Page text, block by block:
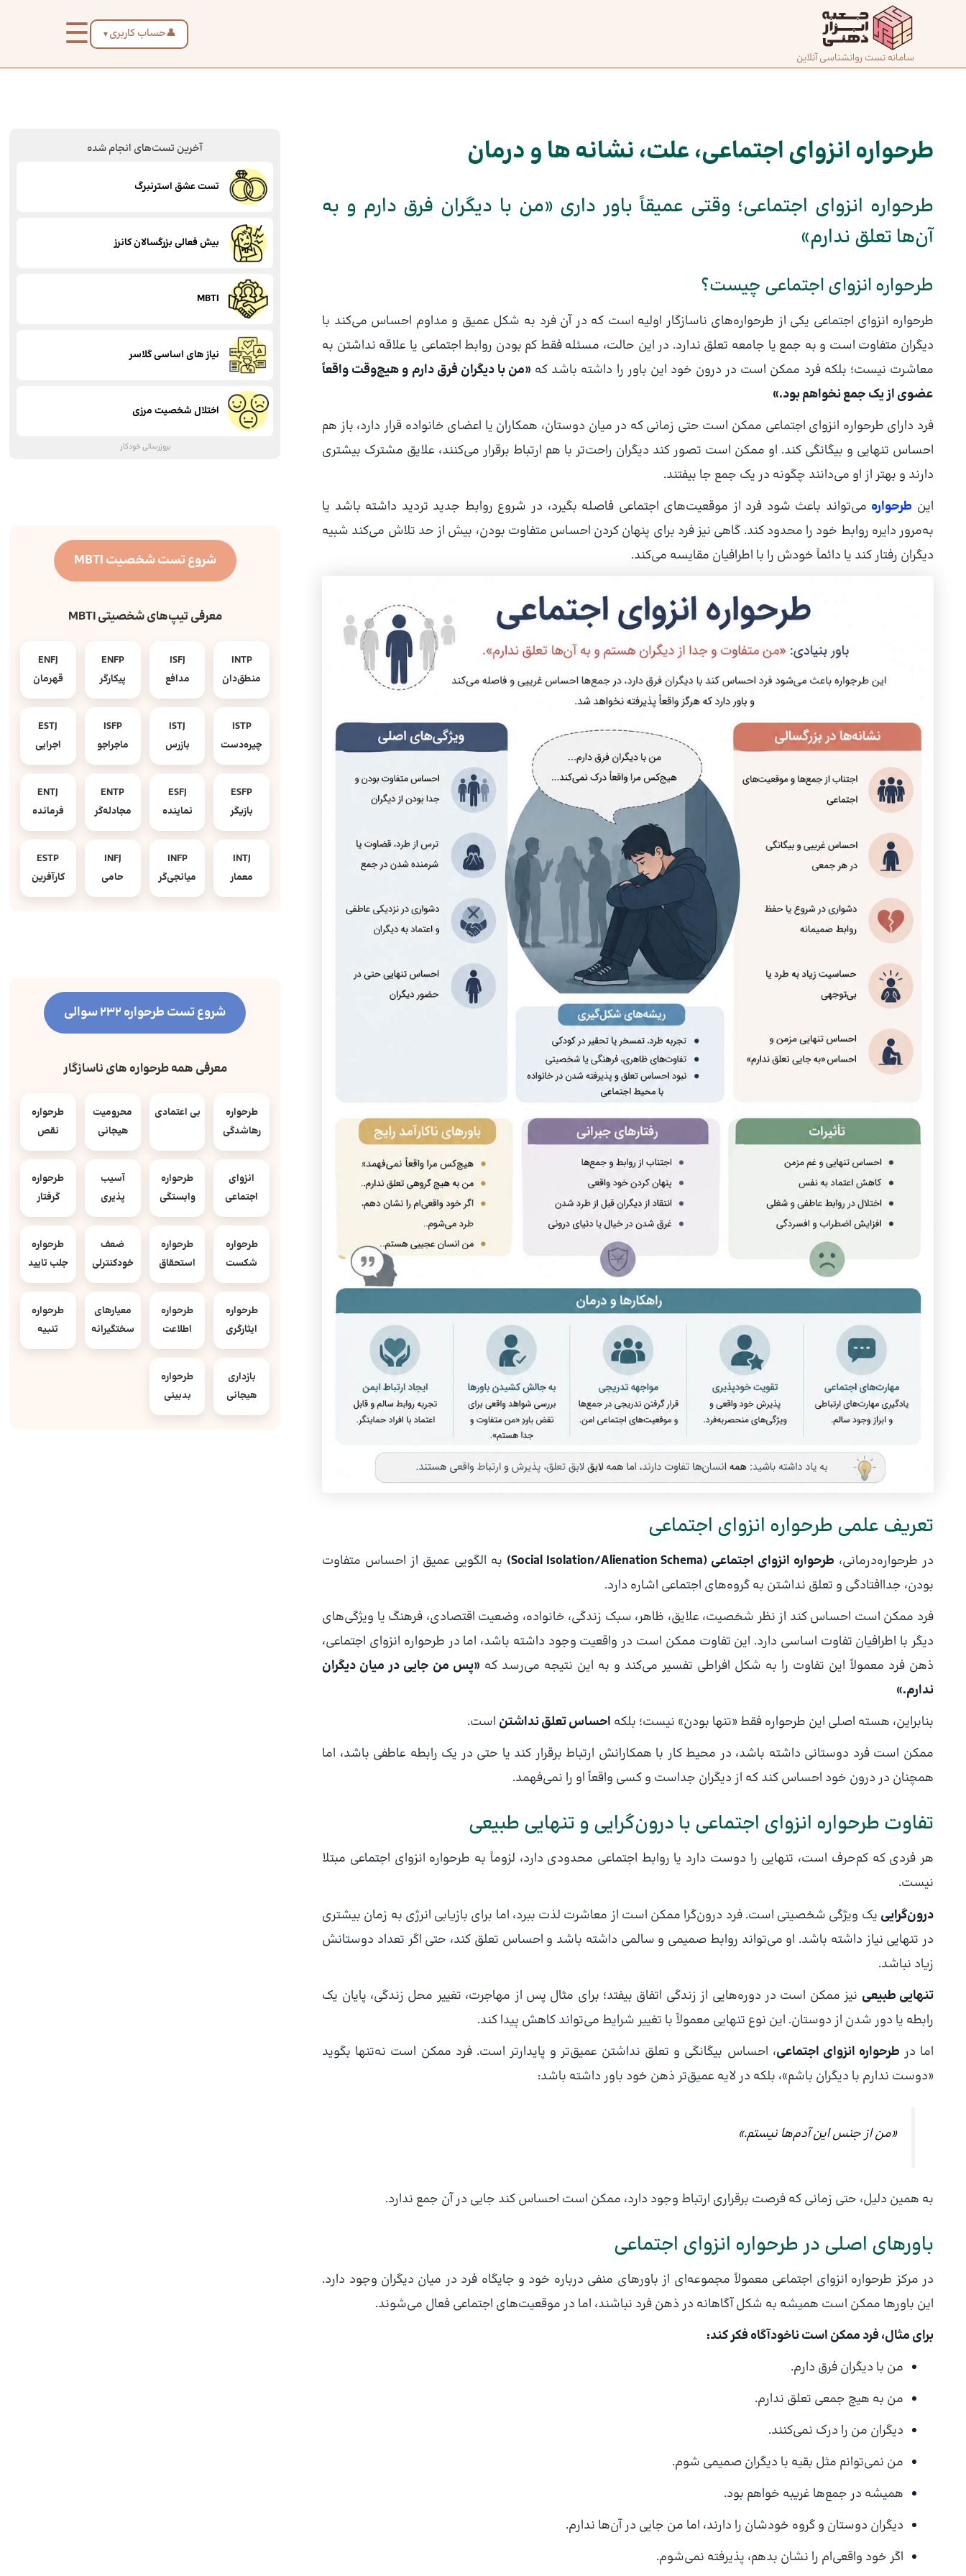
سامانه تست روانشناسی آنلاین
👤حساب کاربری ▼
☰
صفحه
ما
با ما
تست‌ها
طرحواره انزوای اجتماعی، علت، نشانه ها و درمان
طرحواره انزوای اجتماعی؛ وقتی عمیقاً باور داری «من با دیگران فرق دارم و به
آن‌ها تعلق ندارم»
طرحواره انزوای اجتماعی چیست؟
طرحواره انزوای اجتماعی یکی از طرحواره‌های ناسازگار اولیه است که در آن فرد به شکل عمیق و مداوم احساس می‌کند با
دیگران متفاوت است و به جمع یا جامعه تعلق ندارد. در این حالت، مسئله فقط کم بودن روابط اجتماعی یا علاقه نداشتن به
معاشرت نیست؛ بلکه فرد ممکن است در درون خود این باور را داشته باشد که «من با دیگران فرق دارم و هیچ‌وقت واقعاً
عضوی از یک جمع نخواهم بود.»
فرد دارای طرحواره انزوای اجتماعی ممکن است حتی زمانی که در میان دوستان، همکاران یا اعضای خانواده قرار دارد، باز هم
احساس تنهایی و بیگانگی کند. او ممکن است تصور کند دیگران راحت‌تر با هم ارتباط برقرار می‌کنند، علایق مشترک بیشتری
دارند و بهتر از او می‌دانند چگونه در یک جمع جا بیفتند.
این طرحواره می‌تواند باعث شود فرد از موقعیت‌های اجتماعی فاصله بگیرد، در شروع روابط جدید تردید داشته باشد یا
به‌مرور دایره روابط خود را محدود کند. گاهی نیز فرد برای پنهان کردن احساس متفاوت بودن، بیش از حد تلاش می‌کند شبیه
دیگران رفتار کند یا دائماً خودش را با اطرافیان مقایسه می‌کند.
تعریف علمی طرحواره انزوای اجتماعی
در طرحواره‌درمانی، طرحواره انزوای اجتماعی (Social Isolation/Alienation Schema)
به الگویی عمیق از احساس متفاوت
بودن، جداافتادگی و تعلق نداشتن به گروه‌های اجتماعی اشاره دارد.
فرد ممکن است احساس کند از نظر شخصیت، علایق، ظاهر، سبک زندگی، خانواده، وضعیت اقتصادی، فرهنگ یا ویژگی‌های
دیگر با اطرافیان تفاوت اساسی دارد. این تفاوت ممکن است در واقعیت وجود داشته باشد، اما در طرحواره انزوای اجتماعی،
ذهن فرد معمولاً این تفاوت را به شکل افراطی تفسیر می‌کند و به این نتیجه می‌رسد که «پس من جایی در میان دیگران
ندارم.»
بنابراین، هسته اصلی این طرحواره فقط «تنها بودن» نیست؛ بلکه احساس تعلق نداشتن است.
ممکن است فرد دوستانی داشته باشد، در محیط کار با همکارانش ارتباط برقرار کند یا حتی در یک رابطه عاطفی باشد، اما
همچنان در درون خود احساس کند که از دیگران جداست و کسی واقعاً او را نمی‌فهمد.
تفاوت طرحواره انزوای اجتماعی با درون‌گرایی و تنهایی طبیعی
هر فردی که کم‌حرف است، تنهایی را دوست دارد یا روابط اجتماعی محدودی دارد، لزوماً به طرحواره انزوای اجتماعی مبتلا
نیست.
درون‌گرایی یک ویژگی شخصیتی است. فرد درون‌گرا ممکن است از معاشرت لذت ببرد، اما برای بازیابی انرژی به زمان بیشتری
در تنهایی نیاز داشته باشد. او می‌تواند روابط صمیمی و سالمی داشته باشد و احساس تعلق کند، حتی اگر تعداد دوستانش
زیاد نباشد.
تنهایی طبیعی نیز ممکن است در دوره‌هایی از زندگی اتفاق بیفتد؛ برای مثال پس از مهاجرت، تغییر محل زندگی، پایان یک
رابطه یا دور شدن از دوستان. این نوع تنهایی معمولاً با تغییر شرایط می‌تواند کاهش پیدا کند.
اما در طرحواره انزوای اجتماعی، احساس بیگانگی و تعلق نداشتن عمیق‌تر و پایدارتر است. فرد ممکن است نه‌تنها بگوید
«دوست ندارم با دیگران باشم»، بلکه در لایه عمیق‌تر ذهن خود باور داشته باشد:
«من از جنس این آدم‌ها نیستم.»
به همین دلیل، حتی زمانی که فرصت برقراری ارتباط وجود دارد، ممکن است احساس کند جایی در آن جمع ندارد.
باورهای اصلی در طرحواره انزوای اجتماعی
در مرکز طرحواره انزوای اجتماعی معمولاً مجموعه‌ای از باورهای منفی درباره خود و جایگاه فرد در میان دیگران وجود دارد.
این باورها ممکن است همیشه به شکل آگاهانه در ذهن فرد نباشند، اما در موقعیت‌های اجتماعی فعال می‌شوند.
برای مثال، فرد ممکن است ناخودآگاه فکر کند:
من با دیگران فرق دارم.
من به هیچ جمعی تعلق ندارم.
دیگران من را درک نمی‌کنند.
من نمی‌توانم مثل بقیه با دیگران صمیمی شوم.
همیشه در جمع‌ها غریبه خواهم بود.
دیگران دوستان و گروه خودشان را دارند، اما من جایی در آن‌ها ندارم.
اگر خود واقعی‌ام را نشان بدهم، پذیرفته نمی‌شوم.
پیمایش
آخرین تست‌های انجام شده
تست عشق استرنبرگ
بیش فعالی بزرگسالان کانرز
MBTI
نیاز های اساسی گلاسر
اختلال شخصیت مرزی
بروزرسانی خودکار
شروع تست شخصیت MBTI
معرفی تیپ‌های شخصیتی MBTI
INTP
منطق‌دان
ISFJ
مدافع
ENFP
پیکارگر
ENFJ
قهرمان
ISTP
چیره‌دست
ISTJ
بازرس
ISFP
ماجراجو
ESTJ
اجرایی
ESFP
بازیگر
ESFJ
نماینده
ENTP
مجادله‌گر
ENTJ
فرمانده
INTJ
معمار
INFP
میانجی‌گر
INFJ
حامی
ESTP
کارآفرین
شروع تست طرحواره 232 سوالی
معرفی همه طرحواره های ناسازگار
طرحواره
رهاشدگی
بی اعتمادی
محرومیت
هیجانی
طرحواره
نقص
انزوای
اجتماعی
طرحواره
وابستگی
آسیب
پذیری
طرحواره
گرفتار
طرحواره
شکست
طرحواره
استحقاق
ضعف
خودکنترلی
طرحواره
جلب تایید
طرحواره
ایثارگری
طرحواره
اطلاعت
معیارهای
سختگیرانه
طرحواره
تنبیه
بازداری
هیجانی
طرحواره
بدبینی